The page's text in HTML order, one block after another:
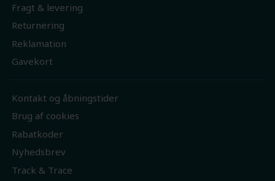
Fragt & levering
Returnering
Reklamation
Gavekort
Kontakt og åbningstider
Brug af cookies
Rabatkoder
Nyhedsbrev
Track & Trace